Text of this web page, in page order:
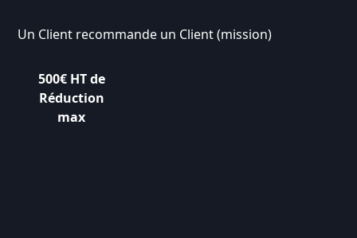
Un Client recommande un Client (mission)
500€ HT de
Réduction
max